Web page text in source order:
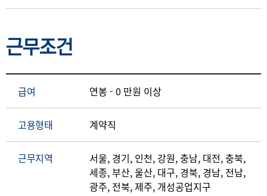
근무조건
급여 연봉 - 0 만원 이상
고용형태 계약직
근무지역
서울, 경기, 인천, 강원, 충남, 대전, 충북,
세종, 부산, 울산, 대구, 경북, 경남, 전남,
광주, 전북, 제주, 개성공업지구